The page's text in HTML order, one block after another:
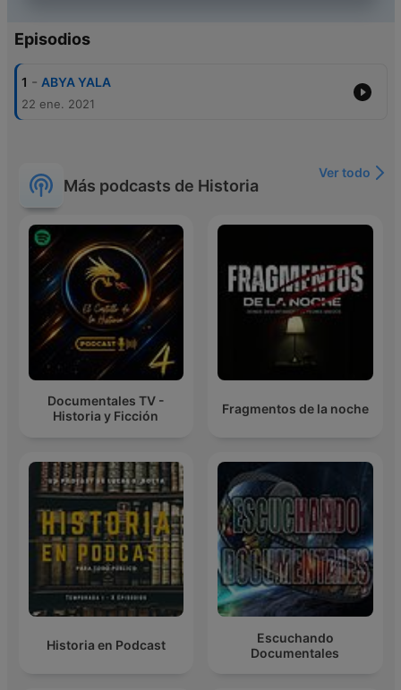
Episodios
1 - ABYA YALA
22 ene. 2021
Más podcasts de Historia
Ver todo
Documentales TV -
Historia y Ficción
Fragmentos de la noche
Historia en Podcast
Escuchando
Documentales